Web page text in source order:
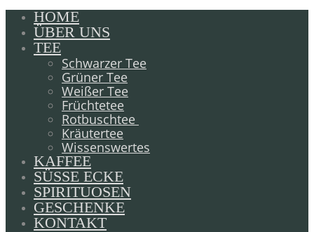
HOME
ÜBER UNS
TEE
Schwarzer Tee
Grüner Tee
Weißer Tee
Früchtetee
Rotbuschtee
Kräutertee
Wissenswertes
KAFFEE
SÜSSE ECKE
SPIRITUOSEN
GESCHENKE
KONTAKT